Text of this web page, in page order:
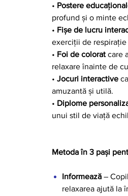
• Postere
profund și o minte
• Fișe de lucru
exerciții de
• Foi de colorat care
relaxare înainte de
• Jocuri interactive
amuzantă și utilă.
• Diplome
unui stil de viață
Metoda în 3 pași
Informează –
relaxarea ajută la